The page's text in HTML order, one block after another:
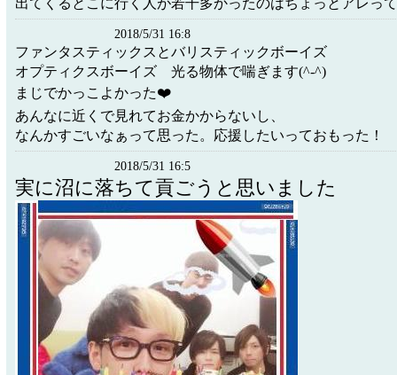
2018/5/31 16:8
ファンタスティックスとバリスティックボーイズ
オプティクスボーイズ 光る物体で喘ぎます(^-^)
まじでかっこよかった❤️
あんなに近くで見れてお金かからないし、
なんかすごいなぁって思った。応援したいっておもった！
2018/5/31 16:5
実に沼に落ちて貢ごうと思いました